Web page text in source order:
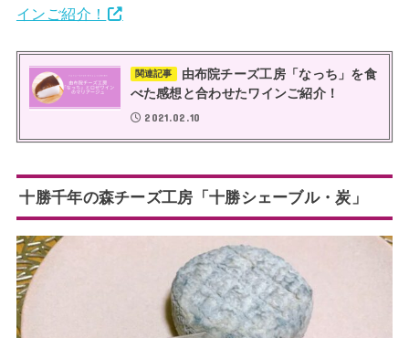
インご紹介！
関連記事
由布院チーズ工房「なっち」を食
べた感想と合わせたワインご紹介！
2021.02.10
十勝千年の森チーズ工房「十勝シェーブル・炭」